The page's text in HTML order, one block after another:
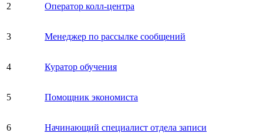
2 Оператор колл-центра
3 Менеджер по рассылке сообщений
4 Куратор обучения
5 Помощник экономиста
6 Начинающий специалист отдела записи